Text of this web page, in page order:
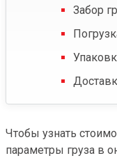
Забор
Чтобы узнать
параметры груза в